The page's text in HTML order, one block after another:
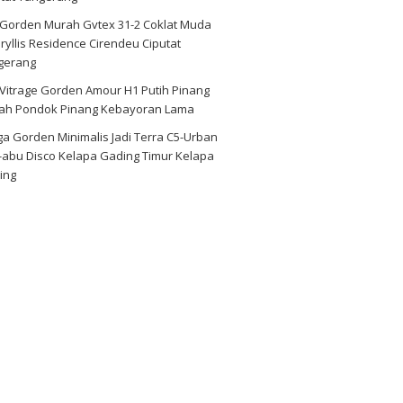
Murah Gvtex 31-2 Coklat Muda
Residence Cirendeu Ciputat
Gorden Amour H1 Putih Pinang
Pondok Pinang Kebayoran Lama
Gorden Minimalis Jadi Terra C5-Urban
Disco Kelapa Gading Timur Kelapa